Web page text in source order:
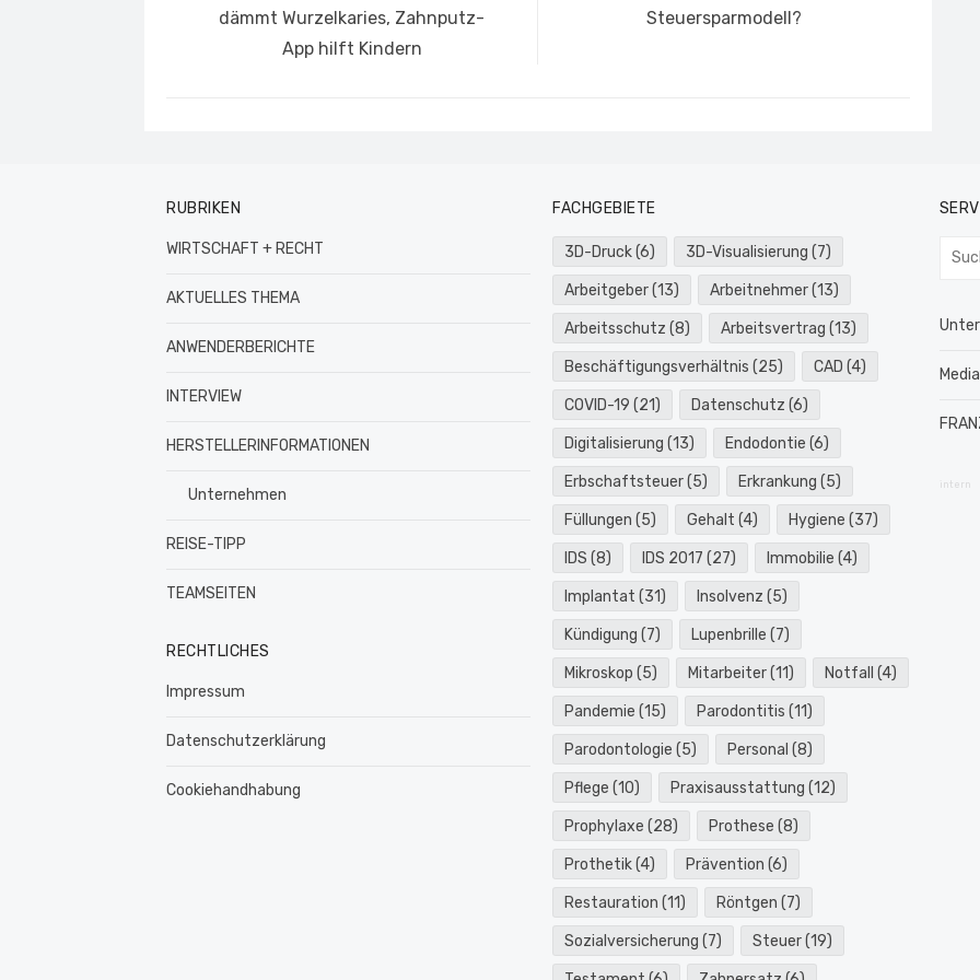
Beitrag:
dämmt Wurzelkaries, Zahnputz-
App hilft Kindern
Steuersparmodell?
RUBRIKEN
WIRTSCHAFT + RECHT
AKTUELLES THEMA
ANWENDERBERICHTE
INTERVIEW
HERSTELLERINFORMATIONEN
Unternehmen
REISE-TIPP
TEAMSEITEN
RECHTLICHES
Impressum
Datenschutzerklärung
Cookiehandhabung
FACHGEBIETE
3D-Druck(6) 3D-Visualisierung (7)
Arbeitgeber(13) Arbeitnehmer(13)
Arbeitsschutz (8) Arbeitsvertrag (13)
Beschäftigungsverhältnis (25) CAD (4)
COVID-19 (21) Datenschutz (6)
Digitalisierung (13) Endodontie (6)
Erbschaftsteuer(5) Erkrankung (5)
Füllungen (5) Gehalt (4) Hygiene (37)
IDS (8) IDS 2017 (27) Immobilie (4)
Implantat (31) Insolvenz (5)
Kündigung (7) Lupenbrille (7)
Mikroskop (5) Mitarbeiter(11) Notfall (4)
Pandemie (15) Parodontitis (11)
Parodontologie (5) Personal (8)
Pflege (10) Praxisausstattung (12)
Prophylaxe (28) Prothese (8)
Prothetik(4) Prävention (6)
Restauration (11) Röntgen (7)
Sozialversicherung (7) Steuer(19)
intern